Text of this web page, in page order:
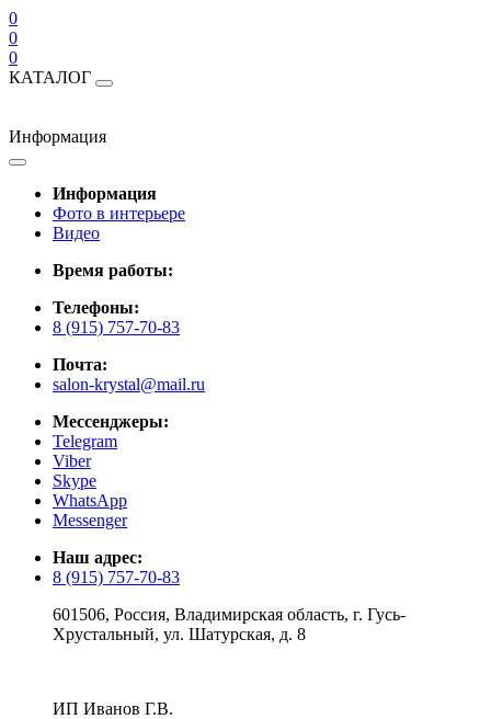
0
0
0
КАТАЛОГ
Информация
Информация
Фото в интерьере
Видео
Время работы:
Телефоны:
8 (915) 757-70-83
Почта:
salon-krystal@mail.ru
Мессенджеры:
Telegram
Viber
Skype
WhatsApp
Messenger
Наш адрес:
8 (915) 757-70-83
601506, Россия, Владимирская область, г. Гусь-
Хрустальный, ул. Шатурская, д. 8
ИП Иванов Г.В.